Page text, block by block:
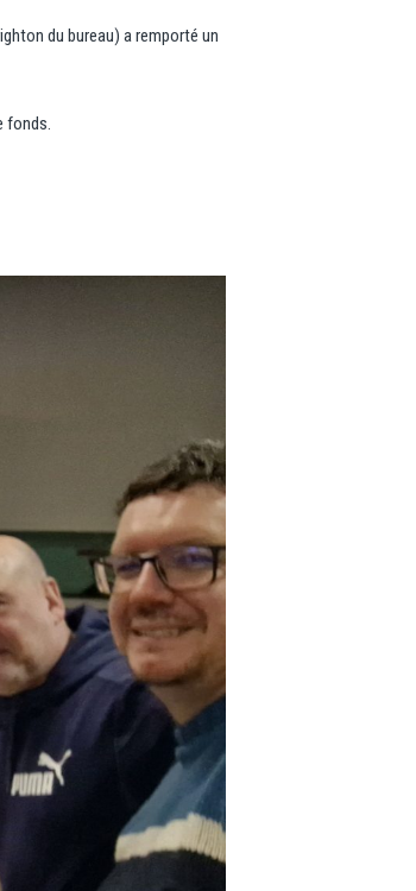
du bureau) a remporté un
fonds.